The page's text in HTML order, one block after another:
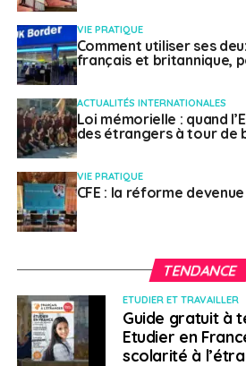
VIE PRATIQUE
Comment utiliser ses
français et britannique,
ACTUALITÉS INTERNATIONALES
Loi mémorielle : quand
des étrangers à tour de
VIE PRATIQUE
CFE : la réforme
TENDANCE
ETUDIER ET TRAVAILLER
Guide gratuit à
Etudier en
scolarité à